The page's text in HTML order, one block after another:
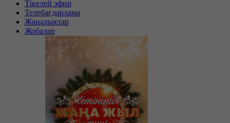
Тікелей эфир
Телебағдарлама
Жаңалықтар
Жобалар